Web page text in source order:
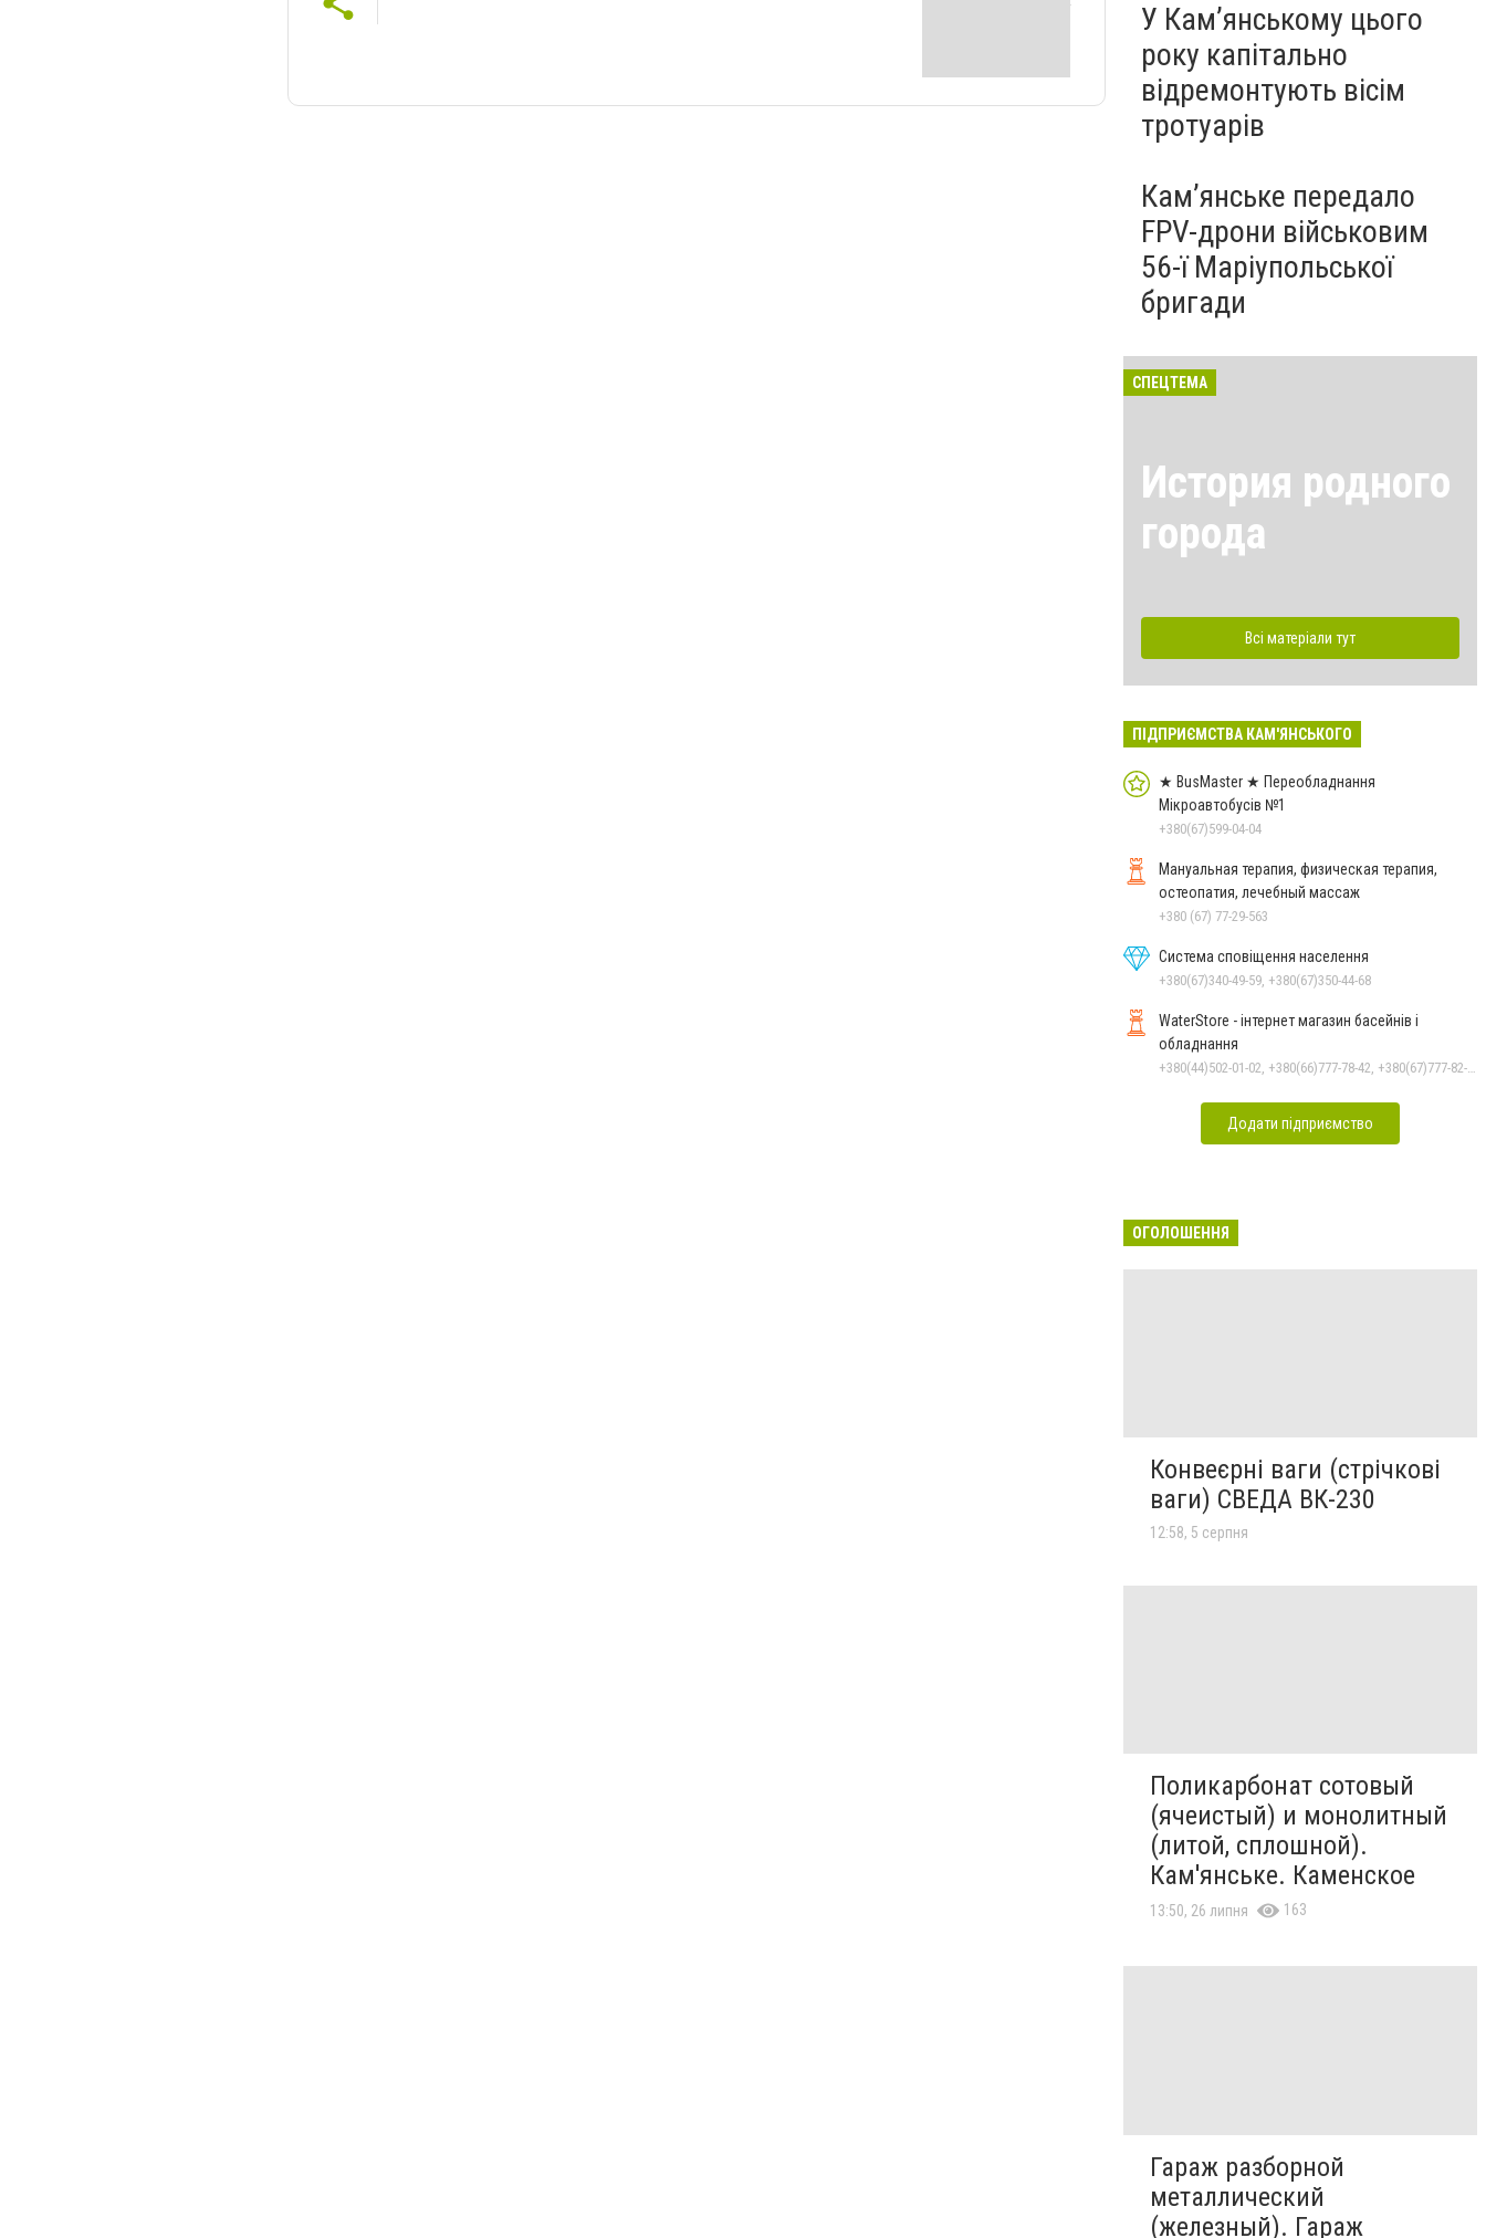
У Кам’янському цього
року капітально
відремонтують вісім
тротуарів
Кам’янське передало
FPV-дрони військовим
56-ї Маріупольської
бригади
СПЕЦТЕМА
История родного
города
Всі матеріали тут
ПІДПРИЄМСТВА КАМ'ЯНСЬКОГО
★ BusMaster ★ Переобладнання
Мікроавтобусів №1
+380(67)599-04-04
Мануальная терапия, физическая терапия,
остеопатия, лечебный массаж
+380 (67) 77-29-563
Система сповіщення населення
+380(67)340-49-59, +380(67)350-44-68
WaterStore - інтернет магазин басейнів і
обладнання
Додати підприємство
ОГОЛОШЕННЯ
Конвеєрні ваги (стрічкові
ваги) СВЕДА ВК-230
12:58, 5 серпня
Поликарбонат сотовый
(ячеистый) и монолитный
(литой, сплошной).
Кам'янське. Каменское
13:50, 26 липня 163
Гараж разборной
металлический
(железный). Гараж